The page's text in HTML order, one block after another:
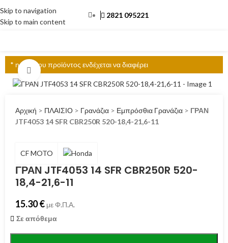
Skip to navigation
Skip to main content
2821 095221
* η τιμή του προϊόντος ενδέχεται να διαφέρει
Click to enlarge
Αρχική > ΠΛΑΙΣΙΟ > Γρανάζια > Εμπρόσθια Γρανάζια > ΓΡΑΝ
JTF4053 14 SFR CBR250R 520-18,4-21,6-11
ΓΡΑΝ JTF4053 14 SFR CBR250R 520-
18,4-21,6-11
CF MOTO
15.30€ με Φ.Π.Α.
Σε απόθεμα